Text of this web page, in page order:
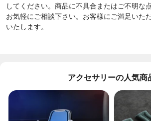
してください。商品に不具合またはご不明な
お気軽にご相談下さい。お客様にご満足いた
いたします。
アクセサリーの人気商